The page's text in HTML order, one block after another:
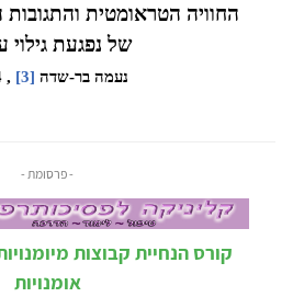
החוויה הטראומטית
של נפגעת גילוי
נעמה בר-שדה [3]
, 2004
- פרסומת -
קורס הנחיית קבוצות
אומנויות